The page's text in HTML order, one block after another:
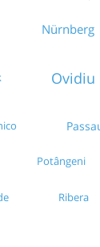
Nürnberg
Ovidiu
Potângeni
Ribera